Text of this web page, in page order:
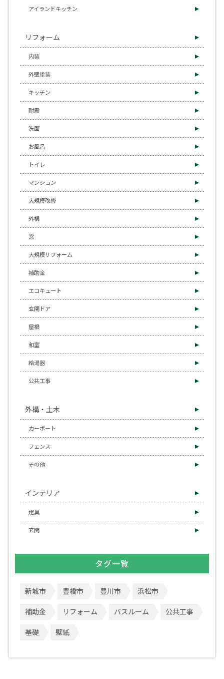
アイランドキッチン
リフォーム
内装
外壁塗装
キッチン
耐震
洗面
お風呂
トイレ
マンション
大規模改修
外構
窓
大規模リフォーム
補助金
エコキュート
玄関ドア
屋根
和室
給湯器
公共工事
外構・土木
カーポート
フェンス
その他
インテリア
建具
玄関
タグ一覧
新城市 豊橋市 豊川市 浜松市
補助金 リフォーム バスルーム 公共工事
基礎 壁紙